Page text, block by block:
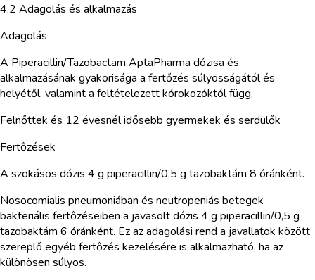
4.2 Adagolás és alkalmazás
Adagolás
A Piperacillin/Tazobactam AptaPharma dózisa és
alkalmazásának gyakorisága a fertőzés súlyosságától és
helyétől, valamint a feltételezett kórokozóktól függ.
Felnőttek és 12 évesnél idősebb gyermekek és serdülők
Fertőzések
A szokásos dózis 4 g piperacillin/0,5 g tazobaktám 8 óránként.
Nosocomialis pneumoniában és neutropeniás betegek
bakteriális fertőzéseiben a javasolt dózis 4 g piperacillin/0,5 g
tazobaktám 6 óránként. Ez az adagolási rend a javallatok között
szereplő egyéb fertőzés kezelésére is alkalmazható, ha az
különösen súlyos.